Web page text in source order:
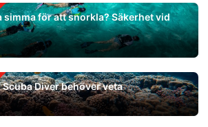
simma för att snorkla? Säkerhet vid
Scuba Diver behöver veta